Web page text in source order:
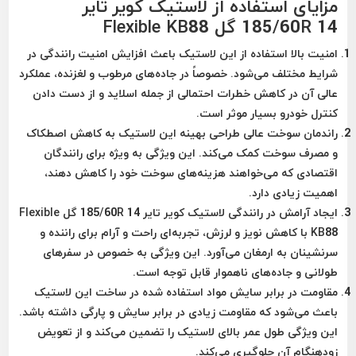
مزایای استفاده از لاستیک کویر تایر
185/60R 14 گل Flexible KB88
امنیت بالا استفاده از این لاستیک باعث افزایش امنیت رانندگی در
شرایط مختلف می‌شود. خصوصاً در جاده‌های مرطوب و لغزنده، عملکرد
عالی آن در کاهش خطرات احتمالی از جمله اسلاید و از دست دادن
کنترل خودرو بسیار موثر است.
راندمان سوخت عالی طراحی بهینه این لاستیک به کاهش اصطکاک
و مصرف سوخت کمک می‌کند. این ویژگی به ویژه برای رانندگان
اقتصادی که می‌خواهند هزینه‌های سوخت خود را کاهش دهند،
اهمیت زیادی دارد.
ایجاد آرامش در رانندگی
لاستیک کویر تایر 185/60R 14 گل Flexible
KB88 با کاهش نویز و لرزش، تجربه‌ای راحت و آرام برای راننده و
سرنشینان به ارمغان می‌آورد. این ویژگی به خصوص در سفرهای
طولانی و جاده‌های ناهموار قابل توجه است.
مقاومت در برابر سایش مواد استفاده شده در ساخت این لاستیک
باعث می‌شود که مقاومت زیادی در برابر سایش و پارگی داشته باشد.
این ویژگی طول عمر بالای لاستیک را تضمین می‌کند و از تعویض
زودهنگام آن جلوگیری می‌کند.